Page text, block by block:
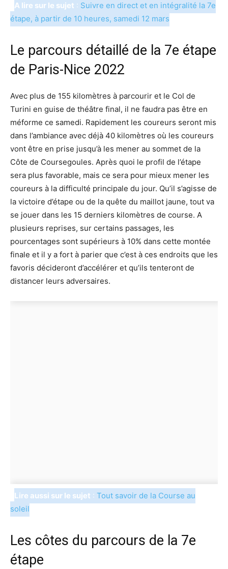
A lire sur le sujet : Suivre en direct et en intégralité la 7e
étape, à partir de 10 heures, samedi 12 mars
Le parcours détaillé de la 7e étape
de Paris-Nice 2022
Avec plus de 155 kilomètres à parcourir et le Col de
Turini en guise de théâtre final, il ne faudra pas être en
méforme ce samedi. Rapidement les coureurs seront mis
dans l’ambiance avec déjà 40 kilomètres où les coureurs
vont être en prise jusqu’à les mener au sommet de la
Côte de Coursegoules. Après quoi le profil de l’étape
sera plus favorable, mais ce sera pour mieux mener les
coureurs à la difficulté principale du jour. Qu’il s’agisse de
la victoire d’étape ou de la quête du maillot jaune, tout va
se jouer dans les 15 derniers kilomètres de course. A
plusieurs reprises, sur certains passages, les
pourcentages sont supérieurs à 10% dans cette montée
finale et il y a fort à parier que c’est à ces endroits que les
favoris décideront d’accélérer et qu’ils tenteront de
distancer leurs adversaires.
Lire aussi sur le sujet : Tout savoir de la Course au
soleil
Les côtes du parcours de la 7e
étape